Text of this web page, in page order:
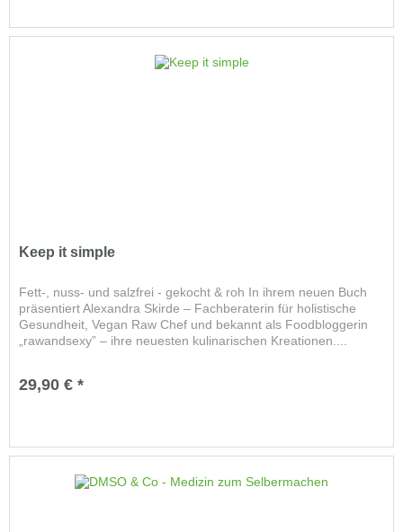
Keep it simple
Fett-, nuss- und salzfrei - gekocht & roh In ihrem neuen Buch
präsentiert Alexandra Skirde – Fachberaterin für holistische
Gesundheit, Vegan Raw Chef und bekannt als Foodbloggerin
„rawandsexy” – ihre neuesten kulinarischen Kreationen....
29,90 € *